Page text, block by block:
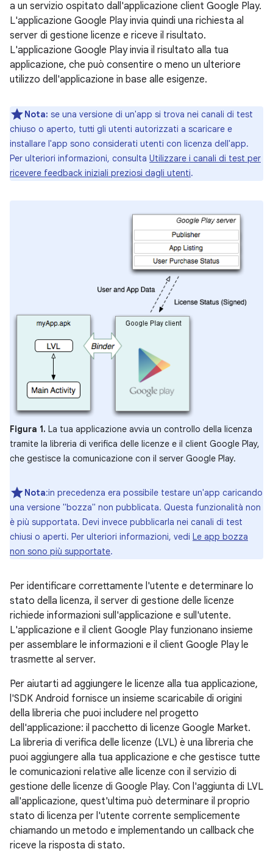
a un servizio ospitato dall'applicazione client Google Play.
L'applicazione Google Play invia quindi una richiesta al
server di gestione licenze e riceve il risultato.
L'applicazione Google Play invia il risultato alla tua
applicazione, che può consentire o meno un ulteriore
utilizzo dell'applicazione in base alle esigenze.
Nota: se una versione di un'app si trova nei canali di test
chiuso o aperto, tutti gli utenti autorizzati a scaricare e
installare l'app sono considerati utenti con licenza dell'app.
Per ulteriori informazioni, consulta Utilizzare i canali di test per
ricevere feedback iniziali preziosi dagli utenti.
Figura 1. La tua applicazione avvia un controllo della licenza
tramite la libreria di verifica delle licenze e il client Google Play,
che gestisce la comunicazione con il server Google Play.
Nota:in precedenza era possibile testare un'app caricando
una versione "bozza" non pubblicata. Questa funzionalità non
è più supportata. Devi invece pubblicarla nei canali di test
chiusi o aperti. Per ulteriori informazioni, vedi Le app bozza
non sono più supportate.
Per identificare correttamente l'utente e determinare lo
stato della licenza, il server di gestione delle licenze
richiede informazioni sull'applicazione e sull'utente.
L'applicazione e il client Google Play funzionano insieme
per assemblare le informazioni e il client Google Play le
trasmette al server.
Per aiutarti ad aggiungere le licenze alla tua applicazione,
l'SDK Android fornisce un insieme scaricabile di origini
della libreria che puoi includere nel progetto
dell'applicazione: il pacchetto di licenze Google Market.
La libreria di verifica delle licenze (LVL) è una libreria che
puoi aggiungere alla tua applicazione e che gestisce tutte
le comunicazioni relative alle licenze con il servizio di
gestione delle licenze di Google Play. Con l'aggiunta di LVL
all'applicazione, quest'ultima può determinare il proprio
stato di licenza per l'utente corrente semplicemente
chiamando un metodo e implementando un callback che
riceve la risposta di stato.